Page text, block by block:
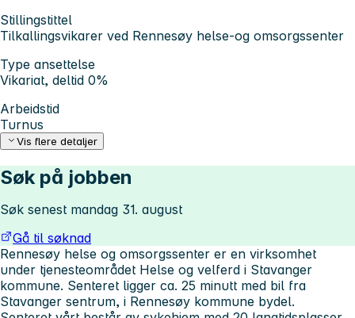
Stillingstittel
Tilkallingsvikarer ved Rennesøy helse-og omsorgssenter
Type ansettelse
Vikariat, deltid 0%
Arbeidstid
Turnus
Vis flere detaljer
Søk på jobben
Søk senest mandag 31. august
Gå til søknad
Rennesøy helse og omsorgssenter er en virksomhet
under tjenesteområdet Helse og velferd i Stavanger
kommune. Senteret ligger ca. 25 minutt med bil fra
Stavanger sentrum, i Rennesøy kommune bydel.